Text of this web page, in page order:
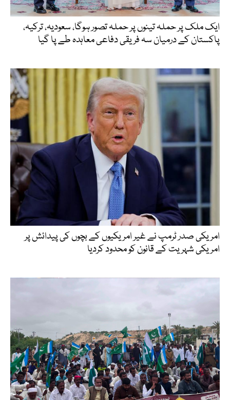
ایک ملک پر حملہ تینوں پر حملہ تصور ہوگا، سعودیہ، ترکیہ،
پاکستان کے درمیان سہ فریقی دفاعی معاہدہ طے پا گیا
امریکی صدر ٹرمپ نے غیر امریکیوں کے بچوں کی پیدائش پر
امریکی شہریت کے قانون کو محدود کردیا